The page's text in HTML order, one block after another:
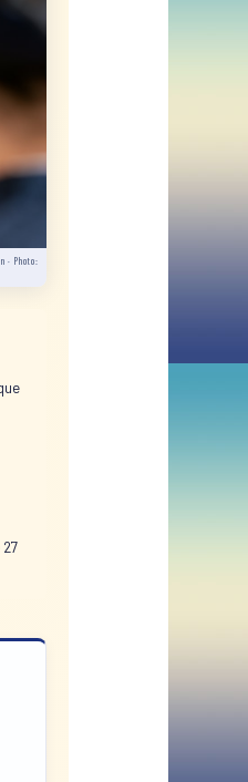
· Photo: